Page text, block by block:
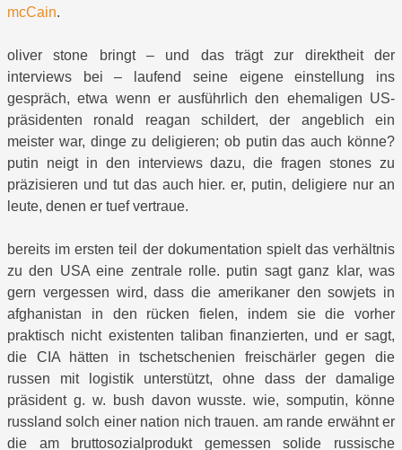
mcCain.
oliver stone bringt – und das trägt zur direktheit der
interviews bei – laufend seine eigene einstellung ins
gespräch, etwa wenn er ausführlich den ehemaligen US-
präsidenten ronald reagan schildert, der angeblich ein
meister war, dinge zu deligieren; ob putin das auch könne?
putin neigt in den interviews dazu, die fragen stones zu
präzisieren und tut das auch hier. er, putin, deligiere nur an
leute, denen er tuef vertraue.
bereits im ersten teil der dokumentation spielt das verhältnis
zu den USA eine zentrale rolle. putin sagt ganz klar, was
gern vergessen wird, dass die amerikaner den sowjets in
afghanistan in den rücken fielen, indem sie die vorher
praktisch nicht existenten taliban finanzierten, und er sagt,
die CIA hätten in tschetschenien freischärler gegen die
russen mit logistik unterstützt, ohne dass der damalige
präsident g. w. bush davon wusste. wie, somputin, könne
russland solch einer nation nich trauen. am rande erwähnt er
die am bruttosozialprodukt gemessen solide russische